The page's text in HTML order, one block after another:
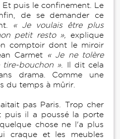
Et puis le confinement. Le
de se demander ce
« Je voulais être plus
petit resto », explique
comptoir dont le miroir
Carmet
« Je ne tolère
tire-bouchon ». Il dit cela
drama. Comme une
du temps à mûrir.
pas Paris. Trop cher
puis il a poussé la porte
chose ne l'a plus
craque et les meubles